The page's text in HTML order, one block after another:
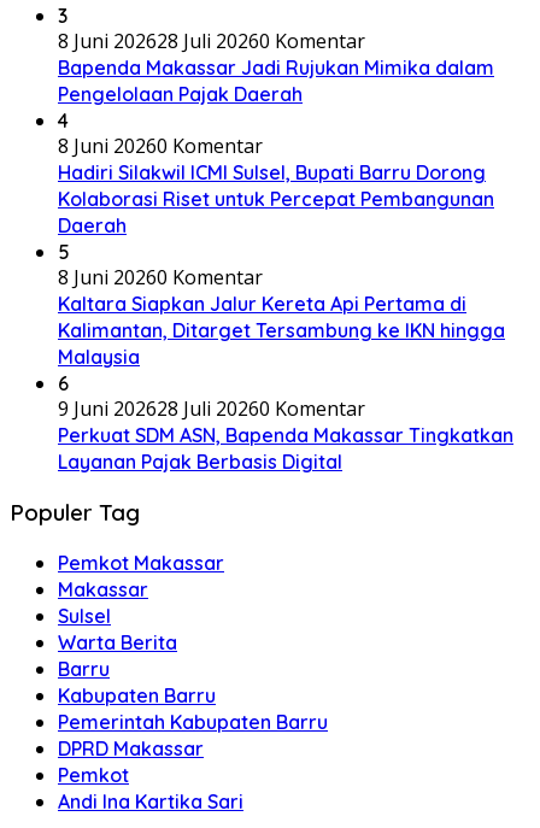
3
8 Juni 202628 Juli 20260 Komentar
Bapenda Makassar Jadi Rujukan Mimika dalam
Pengelolaan Pajak Daerah
4
8 Juni 20260 Komentar
Hadiri Silakwil ICMI Sulsel, Bupati Barru Dorong
Kolaborasi Riset untuk Percepat Pembangunan
Daerah
5
8 Juni 20260 Komentar
Kaltara Siapkan Jalur Kereta Api Pertama di
Kalimantan, Ditarget Tersambung ke IKN hingga
Malaysia
6
9 Juni 202628 Juli 20260 Komentar
Perkuat SDM ASN, Bapenda Makassar Tingkatkan
Layanan Pajak Berbasis Digital
Populer Tag
Pemkot Makassar
Makassar
Sulsel
Warta Berita
Barru
Kabupaten Barru
Pemerintah Kabupaten Barru
DPRD Makassar
Pemkot
Andi Ina Kartika Sari